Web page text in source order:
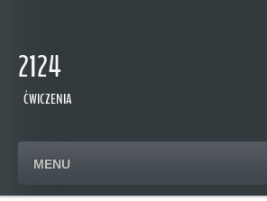
2124
ĆWICZENIA
MENU